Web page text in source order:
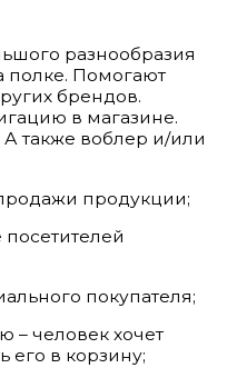
разнообразия
полке. Помогают
брендов.
в магазине.
также воблер и/или
продукции;
покупателя;
– человек хочет
его в корзину;